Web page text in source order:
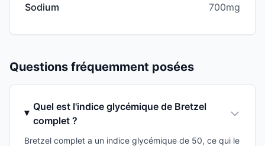
Sodium 700mg
Questions fréquemment posées
Quel est l'indice glycémique de Bretzel
complet ?
Bretzel complet a un indice glycémique de 50, ce qui le